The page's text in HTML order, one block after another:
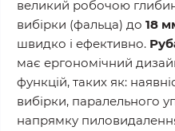
великий робочою
вибірки (фальца) до 18
швидко і ефективно.
має ергономічний
функцій, таких як:
вибірки, паралельного
напрямку